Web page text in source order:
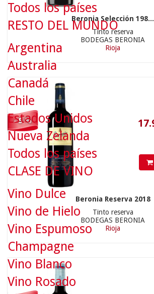
Beronia Selección 198...
Tinto reserva
BODEGAS BERONIA
Rioja
- 5 %
17.96
Beronia Reserva 2018
Tinto reserva
BODEGAS BERONIA
Rioja
17.96€
Todos los países
RESTO DEL MUNDO
Argentina
Australia
Canadá
Chile
Estados Unidos
Nueva Zelanda
Todos los países
CLASE DE VINO
Vino Dulce
Vino de Hielo
Vino Espumoso
Champagne
Vino Blanco
Vino Rosado